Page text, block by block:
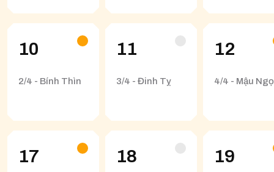
10
2/4 - Bính Thìn
11
3/4 - Đinh Tỵ
12
4/4 - Mậu Ngọ
17 18 19